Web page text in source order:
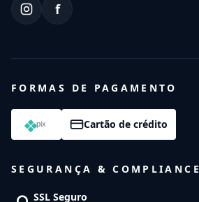
f
FORMAS DE PAGAMENTO
Cartão de crédito
SEGURANÇA & COMPLIANCE
SSL Seguro